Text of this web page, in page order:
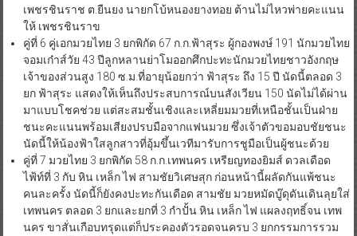
เพชรชินราช ต.ยืนยง นายกโบ้หนองยางทอย ต้านไม่ไหวพ่ายคะแนน
ให้ เพชรชินราข
คู่ที่ 6 คู่เอกมวยไทย 3 ยกพิกัด 67 ก.ก.ฟ้าสุระ ผู้กองพงษ์ 191 นักมวยไทย
จอมเก๋าส์วัย 43 ปีลูกหลานย่าโมออกศึกปะทะนักมวยไทยชาวอังกฤษ
เจ้าของส่วนสูง 180 ซ.ม.ที่อายุน้อยกว่า ฟ้าสุระ ถึง 15 ปี นัดนี้ตลอด 3
ยก ฟ้าสุระ แสดงให้เห็นถึงประสบการณ์บนสังเวียน 150 นัดไม่ได้ผ่าน
มาแบบโชคช่วย แต่สะสมชั้นเชิงและเหลี่ยมมวยที่เหนือชั้นเป็นฝ่าย
ชนะคะแนนพร้อมเสียงปรบมือจากแฟนมวย ซึ่งเจ้าตัวขอมอบชัยชนะ
นัดนี้ให้น้องฟ้าใสลูกสาวที่อุ้มขึ้นเวทีมารับการชูมือเป็นผู้ชนะด้วย
คู่ที่ 7 มวยไทย 3 ยกพิกัด 58 ก.ก.เทพนคร เหรียญทองยิมส์ ดวลเดือด
ไฟ้ท์ที่ 3 กับ หิน เหล็ก ไฟ สามชัยวิเศษสุก ก่อนหน้านี้ผลัดกันแพ้ชนะ
คนละครั้ง นัดนี้ก็ยังคงปะทะกันเดือด สามชัย มวยหมัดบู๊ดุดันเดินลุยใส่
เทพนคร ตลอด 3 ยกและยกที่ 3 กำปั้น หิน เหล็ก ไฟ แผลงฤทธิ์จน เทพ
นคร ขาสั่นเกือบทรุดแต่ก็ประคองตัวรอดจนครบ 3 ยกกรรมการรวม